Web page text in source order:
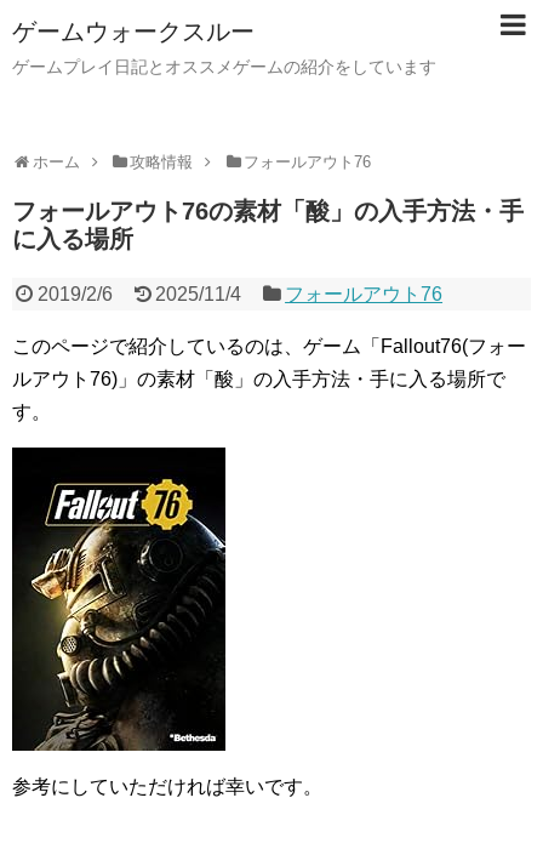
ゲームウォークスルー
ゲームプレイ日記とオススメゲームの紹介をしています
ホーム 攻略情報 フォールアウト76
フォールアウト76の素材「酸」の入手方法・手
に入る場所
2019/2/6 2025/11/4 フォールアウト76
このページで紹介しているのは、ゲーム「Fallout76(フォー
ルアウト76)」の素材「酸」の入手方法・手に入る場所で
す。
参考にしていただければ幸いです。